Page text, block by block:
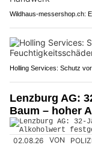
Wildhaus-messershop.ch:
Holling Services: Schutz
Lenzburg AG:
Baum – hoher
02.08.26 VON